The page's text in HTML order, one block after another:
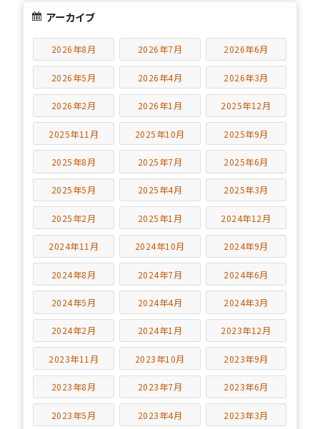
アーカイブ
2026年8月 2026年7月 2026年6月
2026年5月 2026年4月 2026年3月
2026年2月 2026年1月 2025年12月
2025年11月 2025年10月 2025年9月
2025年8月 2025年7月 2025年6月
2025年5月 2025年4月 2025年3月
2025年2月 2025年1月 2024年12月
2024年11月 2024年10月 2024年9月
2024年8月 2024年7月 2024年6月
2024年5月 2024年4月 2024年3月
2024年2月 2024年1月 2023年12月
2023年11月 2023年10月 2023年9月
2023年8月 2023年7月 2023年6月
2023年5月 2023年4月 2023年3月